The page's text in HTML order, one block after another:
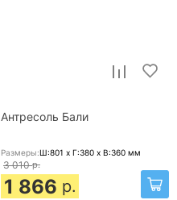
Антресоль Бали
Размеры:Ш:801 x Г:380 x В:360 мм
3 010 р.
1 866 р.